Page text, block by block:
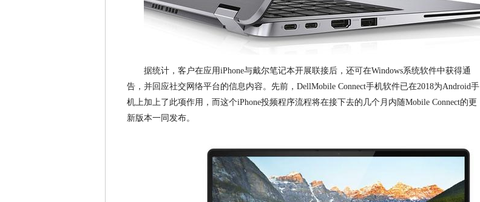
据统计，客户在应用iPhone与戴尔笔记本开展联接后，还可在Windows系统软件中获得通
告，并回应社交网络平台的信息内容。先前，DellMobile Connect手机软件已在2018为Android手
机上加上了此项作用，而这个iPhone投频程序流程将在接下去的几个月内随Mobile Connect的更
新版本一同发布。